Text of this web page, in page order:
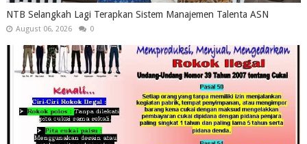
NTB Selangkah Lagi Terapkan Sistem Manajemen Talenta ASN
August 06, 2026 0